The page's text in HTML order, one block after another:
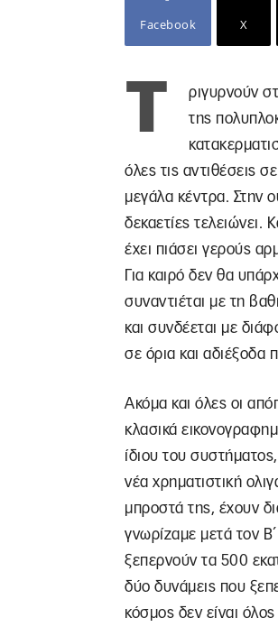
Facebook X
Τ
ριγυρνούν
της
όλες τις αντιθέσεις
μεγάλα κέντρα. Στην
δεκαετίες τελειώνει.
έχει πιάσει γερούς
Για καιρό δεν θα
συναντιέται με τη
και συνδέεται με
σε όρια και αδιέξοδα
Ακόμα και όλες οι
κλασικά
ίδιου του
νέα χρηματιστική
μπροστά της, έχουν
γνωρίζαμε μετά τον
ξεπερνούν τα 500
δύο δυνάμεις που
κόσμος δεν είναι